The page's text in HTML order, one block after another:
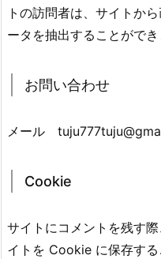
トの訪問者は、サイトか
ータを抽出することができ
お問い合わせ
メール
Cookie
サイトにコメントを残す
イトを Cookie に保存す